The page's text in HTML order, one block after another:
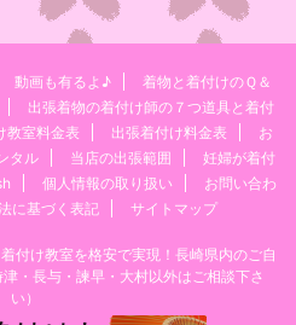
動画も有るよ♪
着物と着付けのＱ＆
出張着物の着付け師の７つ道具と着付
教室料金表 出張着付け料金表
お
タル 当店の出張範囲
妊婦が着付
個人情報の取り扱い
お問い合わ
に基づく表記 サイトマップ
付け教室を格安で実現！長崎県内のご自
・長与・諫早・大村以外はご相談下さ
い）